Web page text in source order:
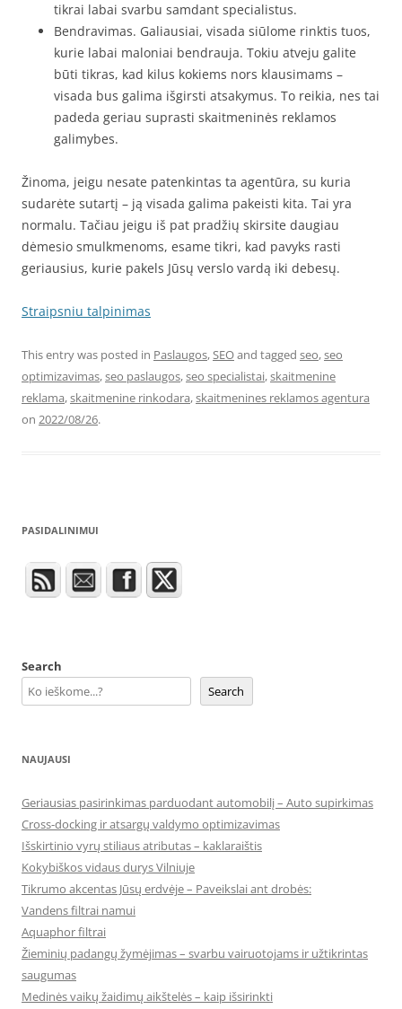
tikrai labai svarbu samdant specialistus.
Bendravimas. Galiausiai, visada siūlome rinktis tuos,
kurie labai maloniai bendrauja. Tokiu atveju galite
būti tikras, kad kilus kokiems nors klausimams –
visada bus galima išgirsti atsakymus. To reikia, nes tai
padeda geriau suprasti skaitmeninės reklamos
galimybes.
Žinoma, jeigu nesate patenkintas ta agentūra, su kuria
sudarėte sutartį – ją visada galima pakeisti kita. Tai yra
normalu. Tačiau jeigu iš pat pradžių skirsite daugiau
dėmesio smulkmenoms, esame tikri, kad pavyks rasti
geriausius, kurie pakels Jūsų verslo vardą iki debesų.
Straipsniu talpinimas
This entry was posted in Paslaugos,SEOand tagged seo,seo
optimizavimas,seo paslaugos,seo specialistai,skaitmenine
reklama,skaitmenine rinkodara,skaitmenines reklamos agentura
on 2022/08/26.
PASIDALINIMUI
Search
Search
NAUJAUSI
Geriausias pasirinkimas parduodant automobilį – Auto supirkimas
Cross-docking ir atsargų valdymo optimizavimas
Išskirtinio vyrų stiliaus atributas – kaklaraištis
Kokybiškos vidaus durys Vilniuje
Tikrumo akcentas Jūsų erdvėje – Paveikslai ant drobės:
Vandens filtrai namui
Aquaphor filtrai
Žieminių padangų žymėjimas – svarbu vairuotojams ir užtikrintas
saugumas
Medinės vaikų žaidimų aikštelės – kaip išsirinkti